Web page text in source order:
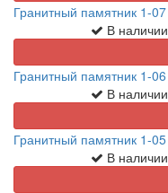
Гранитный памятник 1-07
В наличии
Гранитный памятник 1-06
В наличии
Гранитный памятник 1-05
В наличии